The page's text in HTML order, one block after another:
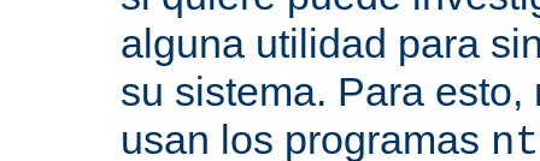
alguna utilidad para
su sistema. Para esto,
usan los programas